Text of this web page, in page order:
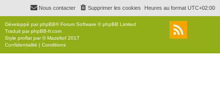
r
c
r
Heures au format UTC+02:00
Supprimer les cookies
Nous contacter
Développé parphpBB® Forum Software © phpBB Limited
Traduit parphpBB-fr.com
Style proflat par ©Mazeltof 2017
Confidentialité | Conditions